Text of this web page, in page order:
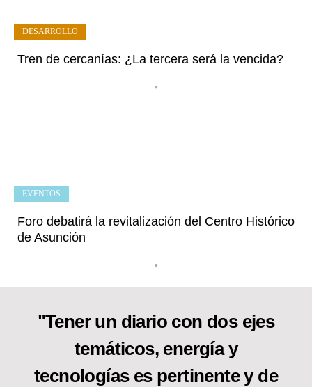
Tren de cercanías: ¿La tercera será la vencida?
•
DESARROLLO
Foro debatirá la revitalización del Centro Histórico
de Asunción
•
EVENTOS
"Tener un diario con dos ejes
temáticos, energía y
tecnologías es pertinente y de